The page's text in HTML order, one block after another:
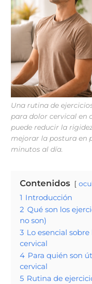
Una rutina de
para dolor cervical en
puede reducir la
mejorar la postura en
minutos al día.
Contenidos
1 Introducción
2 Qué son los
no son)
3 Lo esencial
cervical
4 Para quién son
cervical
5 Rutina de